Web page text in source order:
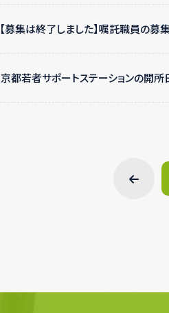
【募集は終了しました】嘱託職員の募
京都若者サポートステーションの開